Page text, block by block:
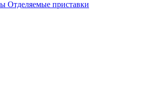
Отделяемые приставки